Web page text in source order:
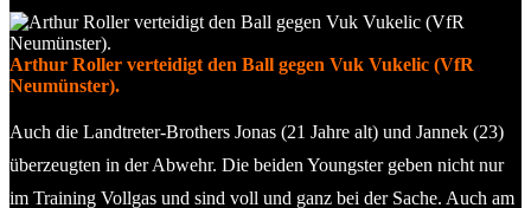
Arthur Roller verteidigt den Ball gegen Vuk Vukelic (VfR
Neumünster).
Auch die Landtreter-Brothers Jonas (21 Jahre alt) und Jannek (23)
überzeugten in der Abwehr. Die beiden Youngster geben nicht nur
im Training Vollgas und sind voll und ganz bei der Sache. Auch am